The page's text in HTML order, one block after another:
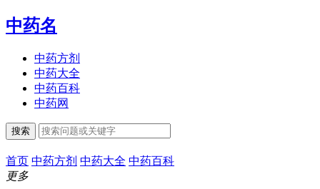
中药名
中药方剂
中药大全
中药百科
中药网
搜索
首页 中药方剂 中药大全 中药百科
更多